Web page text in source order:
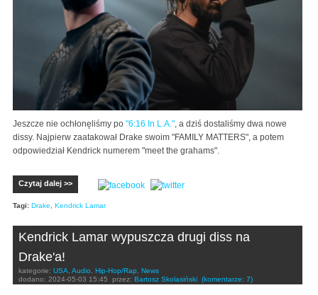
Jeszcze nie ochłonęliśmy po "6:16 In L.A.", a dziś dostaliśmy dwa nowe
dissy. Najpierw zaatakował Drake swoim "FAMILY MATTERS", a potem
odpowiedział Kendrick numerem "meet the grahams".
Czytaj dalej >>
Tagi: Drake, Kendrick Lamar
Kendrick Lamar wypuszcza drugi diss na
Drake'a!
kategorie: USA, Audio, Hip-Hop/Rap, News
dodano: 2024-05-03 15:45 przez: Bartosz Skolasiński (komentarze: 7)